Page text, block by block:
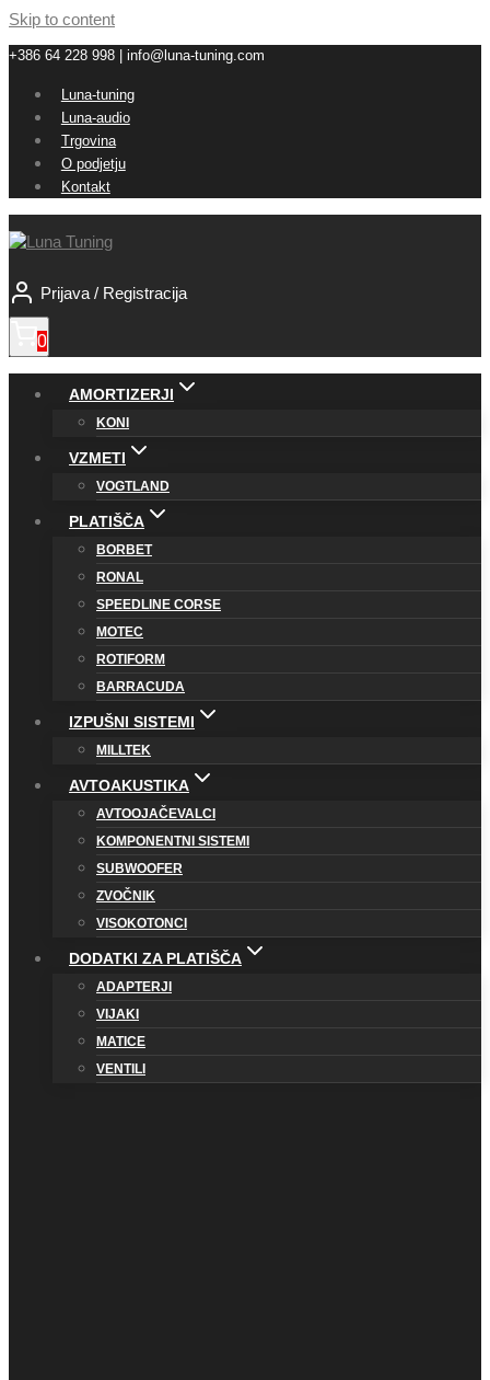
Skip to content
+386 64 228 998 | info@luna-tuning.com
Luna-tuning
Luna-audio
Trgovina
O podjetju
Kontakt
Prijava / Registracija
0
AMORTIZERJI
KONI
VZMETI
VOGTLAND
PLATIŠČA
BORBET
RONAL
SPEEDLINE CORSE
MOTEC
ROTIFORM
BARRACUDA
IZPUŠNI SISTEMI
MILLTEK
AVTOAKUSTIKA
AVTOOJAČEVALCI
KOMPONENTNI SISTEMI
SUBWOOFER
ZVOČNIK
VISOKOTONCI
DODATKI ZA PLATIŠČA
ADAPTERJI
VIJAKI
MATICE
VENTILI